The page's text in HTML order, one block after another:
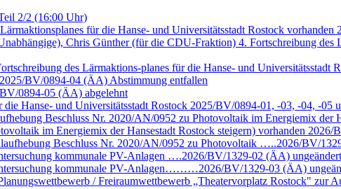
2/2 (16:00 Uhr)
für die Hanse- und Universitätsstadt Rostock vorhanden
Chris Günther (für die CDU-Fraktion) 4. Fortschreibung des
des Lärmaktions-planes für die Hanse- und
BV/0894-04 (ÄA) Abstimmung entfallen
0894-05 (ÄA) abgelehnt
Hanse- und Universitätsstadt Rostock 2025/BV/0894-01, -03, -04, -
Beschluss Nr. 2020/AN/0952 zu Photovoltaik im Energiemix der
im Energiemix der Hansestadt Rostock steigern) vorhanden 2026/
Beschluss Nr. 2020/AN/0952 zu Photovoltaik …..2026/BV/
kommunale PV-Anlagen ….2026/BV/1329-02 (ÄA) ungeändert
kommunale PV-Anlagen………2026/BV/1329-03 (ÄA)
/ Freiraumwettbewerb „Theatervorplatz Rostock" zur